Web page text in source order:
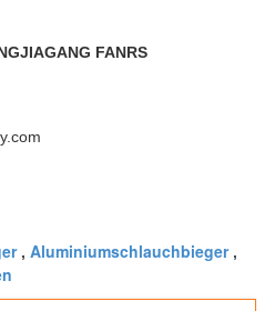
FANRS
, Aluminiumschlauchbieger,